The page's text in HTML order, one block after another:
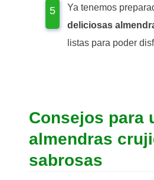
Ya tenemos
deliciosas
listas para poder
Consejos para
almendras
sabrosas